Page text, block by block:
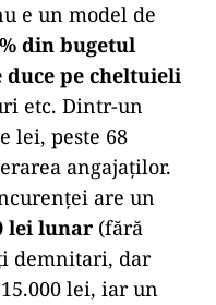
e un model de
din bugetul
duce pe cheltuieli
etc. Dintr-un
lei, peste 68
angajaților.
are un
lei lunar (fără
demnitari, dar
lei, iar un